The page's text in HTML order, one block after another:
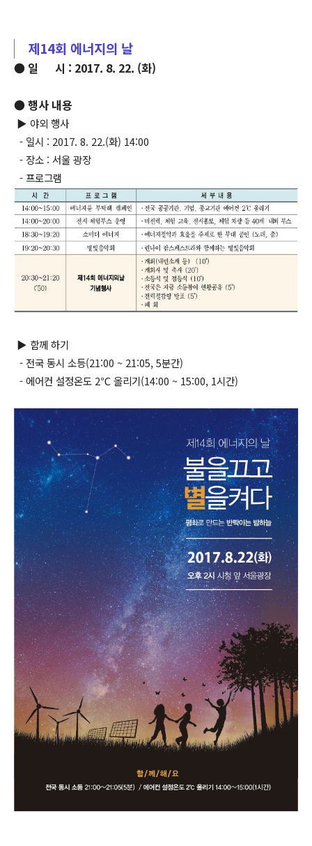
제14회 에너지의 날
● 일 시 : 2017. 8. 22. (화)
● 행사 내용
▶ 야외 행사
- 일시 : 2017. 8. 22.(화) 14:00
- 장소 : 서울 광장
- 프로그램
▶ 함께 하기
- 전국 동시 소등(21:00 ~ 21:05, 5분간)
- 에어컨 설정온도 2℃ 올리기(14:00 ~ 15:00, 1시간)